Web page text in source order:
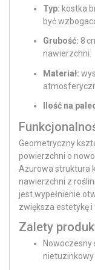
Typ: kostka
być
Grubość: 8
nawierzchni.
Materiał:
Ilość na
Geometryczny
powierzchni o
Ażurowa struktura
nawierzchni z
jest wypełnienie
zwiększa estetykę
Zalety
Nowoczesny
nietuzinkowy